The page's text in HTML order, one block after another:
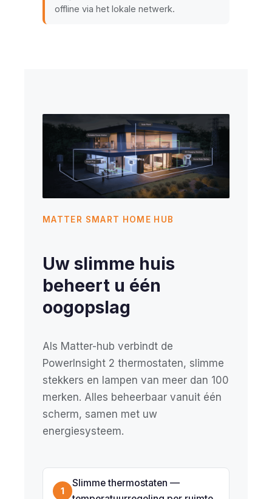
offline via het lokale netwerk.
MATTER SMART HOME HUB
Uw slimme huis
beheert u één
oogopslag
Als Matter-hub verbindt de
PowerInsight 2 thermostaten, slimme
stekkers en lampen van meer dan 100
merken. Alles beheerbaar vanuit één
scherm, samen met uw
energiesysteem.
1
Slimme thermostaten —